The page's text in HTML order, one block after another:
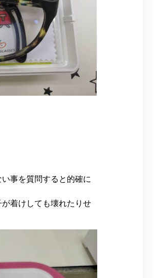
事を質問すると的確に
着けしても壊れたりせ